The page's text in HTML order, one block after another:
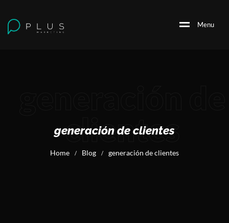
Menu
clientes
generación de clientes
Home / Blog / generación de clientes